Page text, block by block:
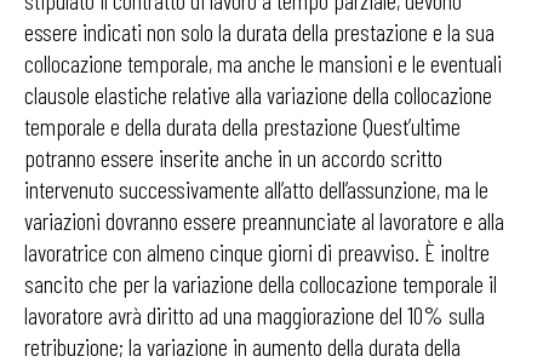
essere indicati non solo la durata della prestazione e la sua
collocazione temporale, ma anche le mansioni e le eventuali
clausole elastiche relative alla variazione della collocazione
temporale e della durata della prestazione Quest’ultime
potranno essere inserite anche in un accordo scritto
intervenuto successivamente all’atto dell’assunzione, ma le
variazioni dovranno essere preannunciate al lavoratore e alla
lavoratrice con almeno cinque giorni di preavviso. È inoltre
sancito che per la variazione della collocazione temporale il
lavoratore avrà diritto ad una maggiorazione del 10% sulla
retribuzione; la variazione in aumento della durata della